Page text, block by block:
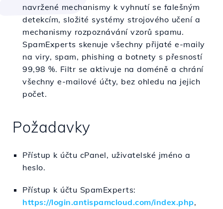
navržené mechanismy k vyhnutí se falešným
detekcím, složité systémy strojového učení a
mechanismy rozpoznávání vzorů spamu.
SpamExperts skenuje všechny přijaté e-maily
na viry, spam, phishing a botnety s přesností
99,98 %. Filtr se aktivuje na doméně a chrání
všechny e-mailové účty, bez ohledu na jejich
počet.
Požadavky
Přístup k účtu cPanel, uživatelské jméno a
heslo.
Přístup k účtu SpamExperts:
https://login.antispamcloud.com/index.php,